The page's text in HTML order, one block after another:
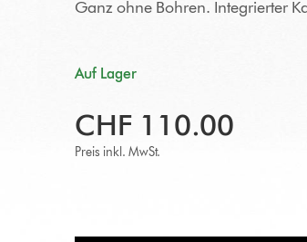
Ganz ohne Bohren. Integrierter
Auf Lager
CHF 110.00
Preis inkl. MwSt.